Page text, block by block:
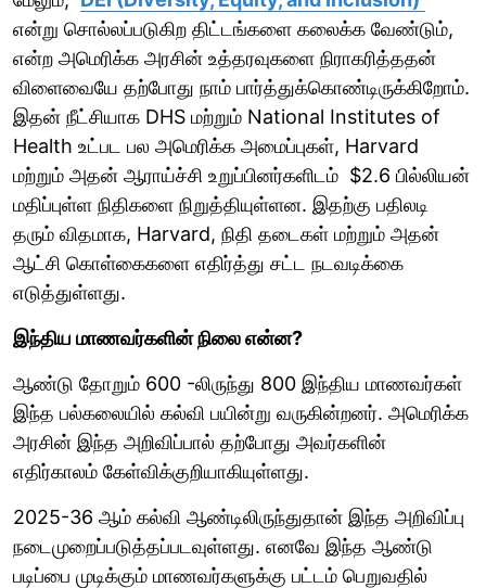
என்று சொல்லப்படுகிற திட்டங்களை கலைக்க வேண்டும்,
என்ற அமெரிக்க அரசின் உத்தரவுகளை நிராகரித்ததன்
விளைவையே தற்போது நாம் பார்த்துக்கொண்டிருக்கிறோம்.
இதன் நீட்சியாக DHS மற்றும் National Institutes of
Health உட்பட பல அமெரிக்க அமைப்புகள், Harvard
மற்றும் அதன் ஆராய்ச்சி உறுப்பினர்களிடம் $2.6 பில்லியன்
மதிப்புள்ள நிதிகளை நிறுத்தியுள்ளன. இதற்கு பதிலடி
தரும் விதமாக, Harvard, நிதி தடைகள் மற்றும் அதன்
ஆட்சி கொள்கைகளை எதிர்த்து சட்ட நடவடிக்கை
எடுத்துள்ளது.
இந்திய மாணவர்களின் நிலை என்ன?
ஆண்டு தோறும் 600 -லிருந்து 800 இந்திய மாணவர்கள்
இந்த பல்கலையில் கல்வி பயின்று வருகின்றனர். அமெரிக்க
அரசின் இந்த அறிவிப்பால் தற்போது அவர்களின்
எதிர்காலம் கேள்விக்குறியாகியுள்ளது.
2025-36 ஆம் கல்வி ஆண்டிலிருந்துதான் இந்த அறிவிப்பு
நடைமுறைப்படுத்தப்படவுள்ளது. எனவே இந்த ஆண்டு
படிப்பை முடிக்கும் மாணவர்களுக்கு பட்டம் பெறுவதில்